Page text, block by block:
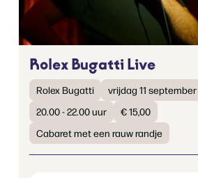
Rolex Bugatti Live
Rolex Bugatti
vrijdag 11
20.00 - 22.00 uur
€ 15,00
Cabaret met een rauw randje